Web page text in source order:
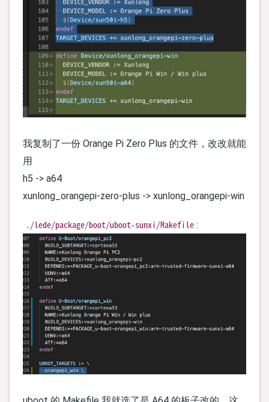
我复制了一份 Orange Pi Zero Plus 的文件，改改就能
用
h5 -> a64
xunlong_orangepi-zero-plus -> xunlong_orangepi-win
./lede/package/boot/uboot-sunxi/Makefile :